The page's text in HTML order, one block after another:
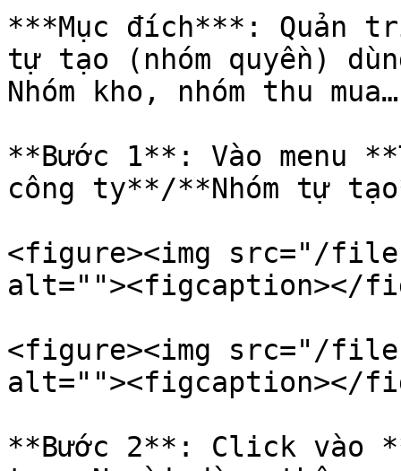
***Mục đích***: Quản
tự tạo (nhóm quyền)
Nhóm kho, nhóm thu mua…
**Bước 1**: Vào menu
công ty**/**Nhóm tự
<figure><img src="/files/
alt=""><figcaption></
<figure><img src="/files/
alt=""><figcaption></
**Bước 2**: Click vào